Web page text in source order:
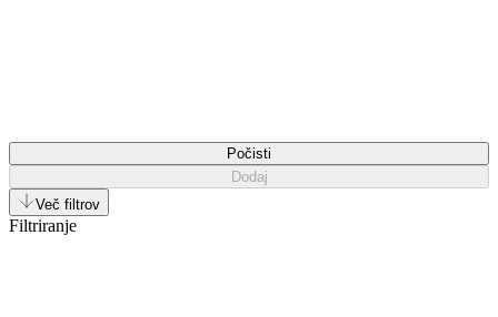
Počisti
Dodaj
Več filtrov
Filtriranje